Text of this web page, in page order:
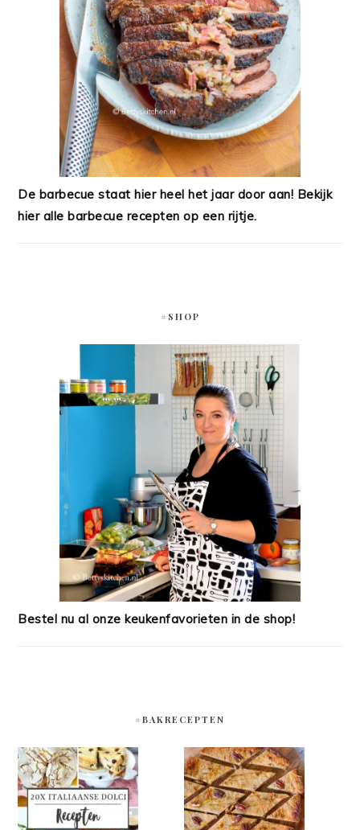
De barbecue staat hier heel het jaar door aan! Bekijk
hier alle barbecue recepten op een rijtje.
#SHOP
Bestel nu al onze keukenfavorieten in de shop!
#BAKRECEPTEN